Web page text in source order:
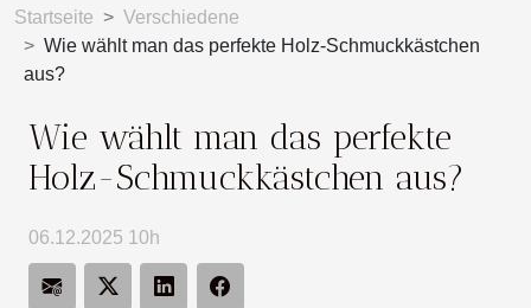
Startseite
Verschiedene
Wie wählt man das perfekte Holz-Schmuckkästchen
aus?
Wie wählt man das perfekte
Holz-Schmuckkästchen aus?
06.12.2025 10h